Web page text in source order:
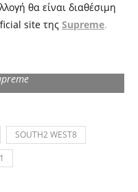
θα είναι διαθέσιμη
site της Supreme.
SOUTH2 WEST8